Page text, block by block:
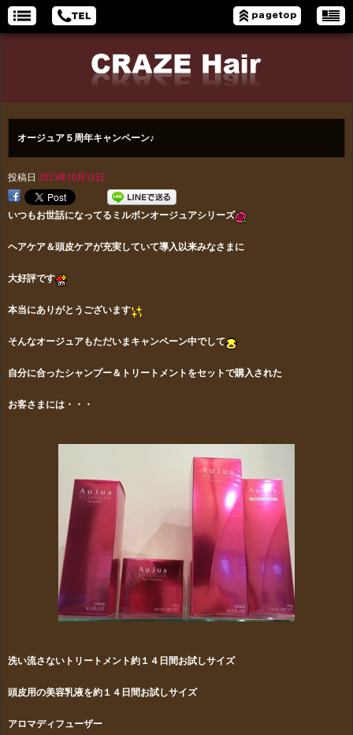
オージュア５周年キャンペーン♪
投稿日 2015年10月31日
いつもお世話になってるミルボンオージュアシリーズ
ヘアケア＆頭皮ケアが充実していて導入以来みなさまに
大好評です
本当にありがとうございます
そんなオージュアもただいまキャンペーン中でして
自分に合ったシャンプー＆トリートメントをセットで購入された
お客さまには・・・
洗い流さないトリートメント約１４日間お試しサイズ
頭皮用の美容乳液を約１４日間お試しサイズ
アロマディフューザー